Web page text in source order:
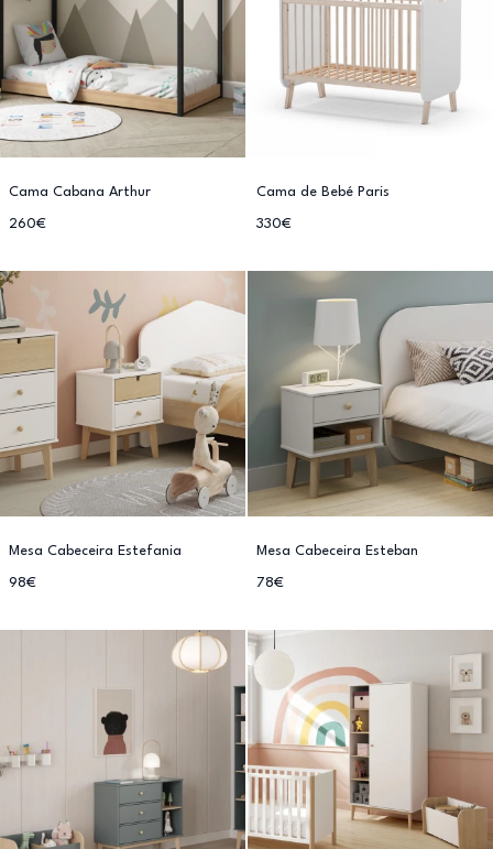
Cama Cabana Arthur
260€
Cama de Bebé Paris
330€
Mesa Cabeceira Estefania
98€
Mesa Cabeceira Esteban
78€